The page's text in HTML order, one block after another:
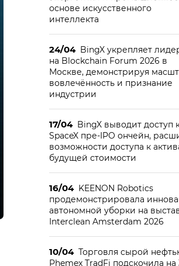
основе искусственного
интеллекта
24/04 BingX укрепляет
на Blockchain Forum 2026 в
Москве, демонстрируя
вовлечённость и признание
индустрии
17/04 BingX выводит доступ
SpaceX пре-IPO ончейн,
возможности доступа к
будущей стоимости
16/04 KEENON Robotics
продемонстрировала
автономной уборки на
Interclean Amsterdam 2026
10/04 Торговля сырой
Phemex TradFi подскочила на